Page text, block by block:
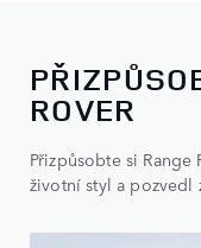
ROVER
Přizpůsobte si
životní styl a pozvedl